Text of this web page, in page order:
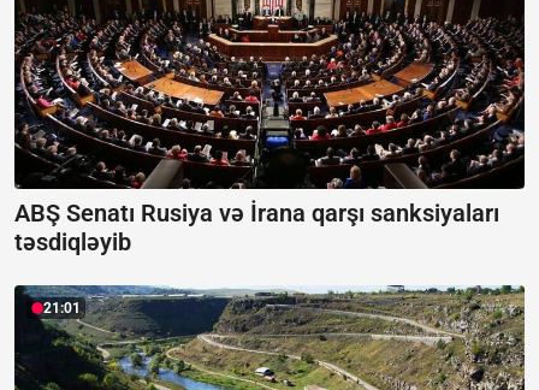
ABŞ Senatı Rusiya və İrana qarşı sanksiyaları
təsdiqləyib
21:01